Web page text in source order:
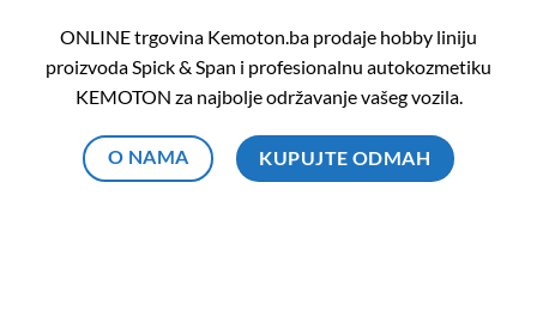
ONLINE trgovina Kemoton.ba prodaje hobby liniju
proizvoda Spick & Span i profesionalnu autokozmetiku
KEMOTON za najbolje održavanje vašeg vozila.
O NAMA KUPUJTE ODMAH